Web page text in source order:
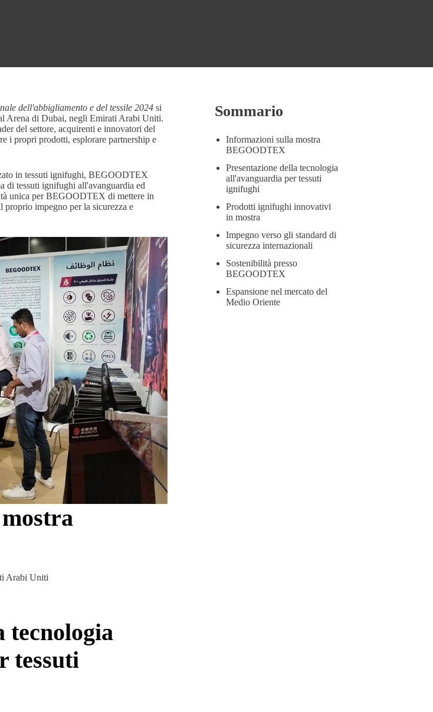
dell'abbigliamento e del tessile 2024 si
Arena di Dubai, negli Emirati Arabi Uniti.
del settore, acquirenti e innovatori del
i propri prodotti, esplorare partnership e
in tessuti ignifughi, BEGOODTEX
di tessuti ignifughi all'avanguardia ed
unica per BEGOODTEX di mettere in
proprio impegno per la sicurezza e
Arabi Uniti
tecnologia
tessuti
Sommario
Informazioni sulla mostra
BEGOODTEX
Presentazione della tecnologia
all'avanguardia per tessuti
ignifughi
Prodotti ignifughi innovativi
in ​​mostra
Impegno verso gli standard di
sicurezza internazionali
Sostenibilità presso
BEGOODTEX
Espansione nel mercato del
Medio Oriente